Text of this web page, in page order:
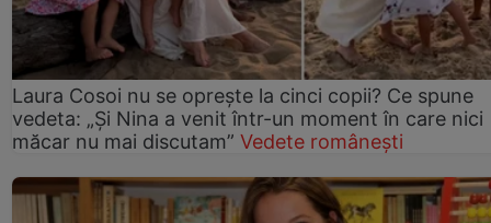
Laura Cosoi nu se oprește la cinci copii? Ce spune
vedeta: „Și Nina a venit într-un moment în care nici
măcar nu mai discutam” Vedete românești